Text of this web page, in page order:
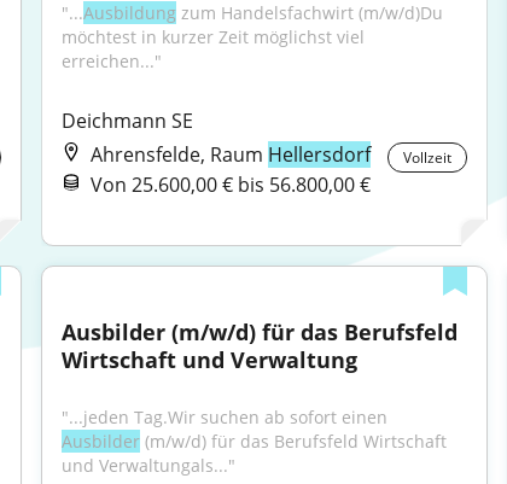
"...Ausbildung zum Handelsfachwirt (m/w/d)Du
möchtest in kurzer Zeit möglichst viel
erreichen..."
Deichmann SE
Ahrensfelde, Raum Hellersdorf Vollzeit
Von 25.600,00 € bis 56.800,00 €
Ausbilder (m/w/d) für das Berufsfeld
Wirtschaft und Verwaltung
Ausbilder (m/w/d) für das Berufsfeld Wirtschaft
und Verwaltungals..."